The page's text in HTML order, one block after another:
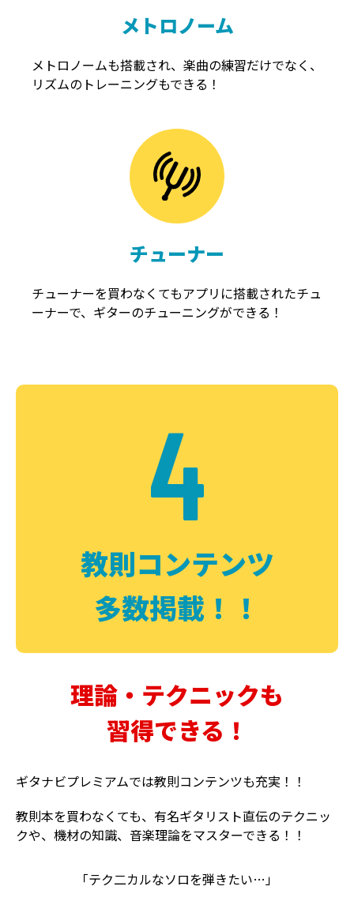
メトロノーム
メトロノームも搭載され、楽曲の練習だけでなく、
リズムのトレーニングもできる！
チューナー
チューナーを買わなくてもアプリに搭載されたチュ
ーナーで、ギターのチューニングができる！
4
教則コンテンツ
多数掲載！！
理論・テクニックも
習得できる！
ギタナビプレミアムでは教則コンテンツも充実！！
教則本を買わなくても、有名ギタリスト直伝のテクニッ
クや、機材の知識、音楽理論をマスターできる！！
「テク二カルなソロを弾きたい…」